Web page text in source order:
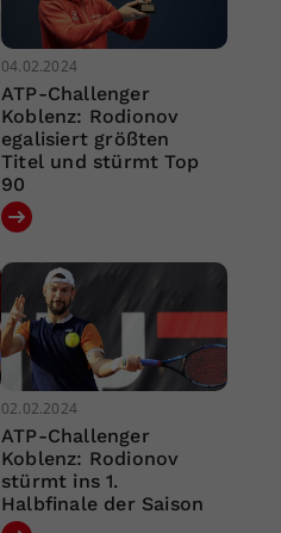
04.02.2024
ATP-Challenger
Koblenz: Rodionov
egalisiert größten
Titel und stürmt Top
90
02.02.2024
ATP-Challenger
Koblenz: Rodionov
stürmt ins 1.
Halbfinale der Saison